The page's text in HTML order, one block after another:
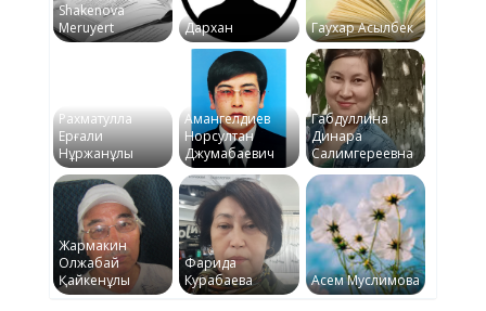
Shakenova
Meruyert
Дархан Гаухар Асылбек
Рахматулла
Ерғали
Нұржанұлы
Амангелдиев
Норсултан
Джумабаевич
Габдуллина
Динара
Салимгереевна
Жармакин
Олжабай
Қайкенұлы
Фарида
Курабаева
Асем Муслимова